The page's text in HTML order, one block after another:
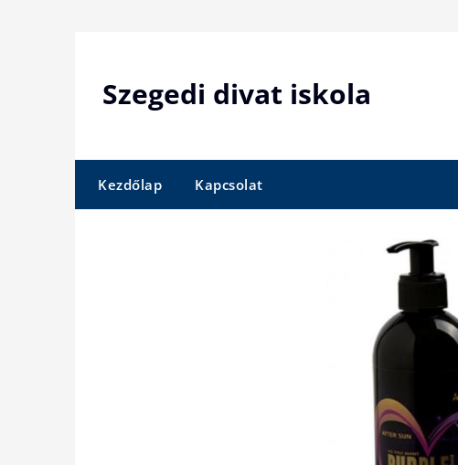
Szegedi divat iskola
Kezdőlap Kapcsolat